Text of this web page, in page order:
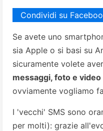
Condividi su
Se avete uno
sia Apple o si basi su
sicuramente volete
messaggi, foto e
ovviamente vogliamo
I 'vecchi' SMS sono
per molti): grazie